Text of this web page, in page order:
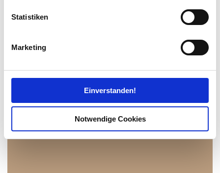
können
bestimmten Merkmalen (Fingerprinting) identifizieren
Erfahren Sie mehr darüber, wie Ihre persönlichen Daten
Abschnitt Einzelheitenfest.
Wir verwenden Cookies, um Inhalte und Anzeigen zu
zu können und die Zugriffe auf unsere Website zu
Statistiken
Marketing
Einverstanden!
Notwendige Cookies